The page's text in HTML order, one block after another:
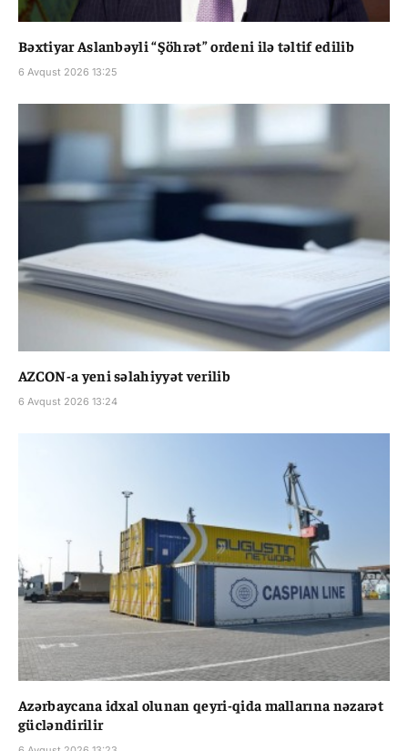
Bəxtiyar Aslanbəyli “Şöhrət” ordeni ilə təltif edilib
6 Avqust 2026 13:25
AZCON-a yeni səlahiyyət verilib
6 Avqust 2026 13:24
Azərbaycana idxal olunan qeyri-qida mallarına nəzarət
gücləndirilir